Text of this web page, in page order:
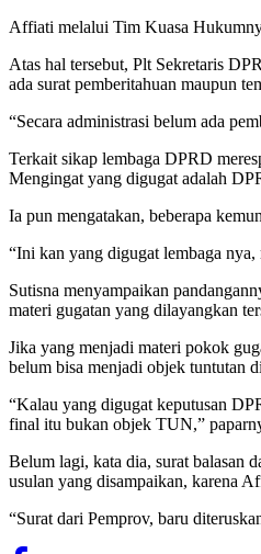
Affiati melalui Tim Kuasa
Atas hal tersebut, Plt Sekretaris
ada surat pemberitahuan maupun
“Secara administrasi belum ada
Terkait sikap lembaga DPRD
Mengingat yang digugat adalah
Ia pun mengatakan, beberapa
“Ini kan yang digugat lembaga
Sutisna menyampaikan
materi gugatan yang dilayangkan
Jika yang menjadi materi pokok
belum bisa menjadi objek tuntutan
“Kalau yang digugat keputusan
final itu bukan objek TUN,”
Belum lagi, kata dia, surat balasan
usulan yang disampaikan, karena
“Surat dari Pemprov, baru